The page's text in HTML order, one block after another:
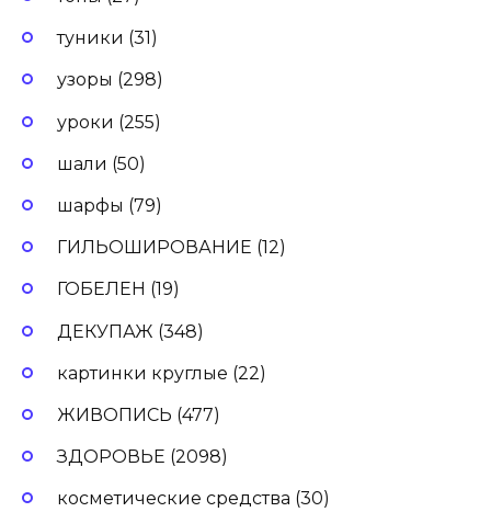
туники (31)
узоры (298)
уроки (255)
шали (50)
шарфы (79)
ГИЛЬОШИРОВАНИЕ (12)
ГОБЕЛЕН (19)
ДЕКУПАЖ (348)
картинки круглые (22)
ЖИВОПИСЬ (477)
ЗДОРОВЬЕ (2098)
косметические средства (30)